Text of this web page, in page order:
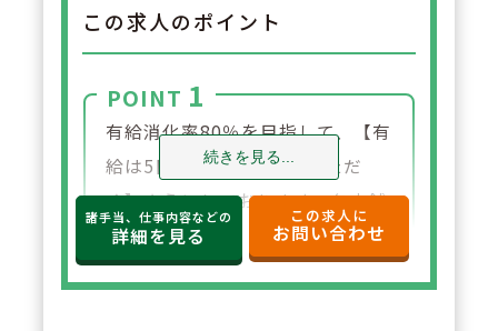
この求人のポイント
POINT 1
有給消化率80％を目指して、【有
給は5日は必ず消化していただ
く】ようにしております。各店舗
ごとの人数配置を行っておりま
す。具体的には、残業時間を含め
続きを見る...
諸手当、仕事内容などの
詳細を見る
この求人に
お問い合わせ